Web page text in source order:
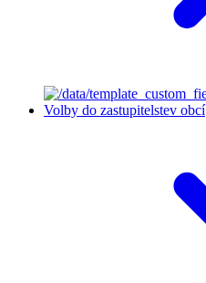
Volby do zastupitelstev obcí